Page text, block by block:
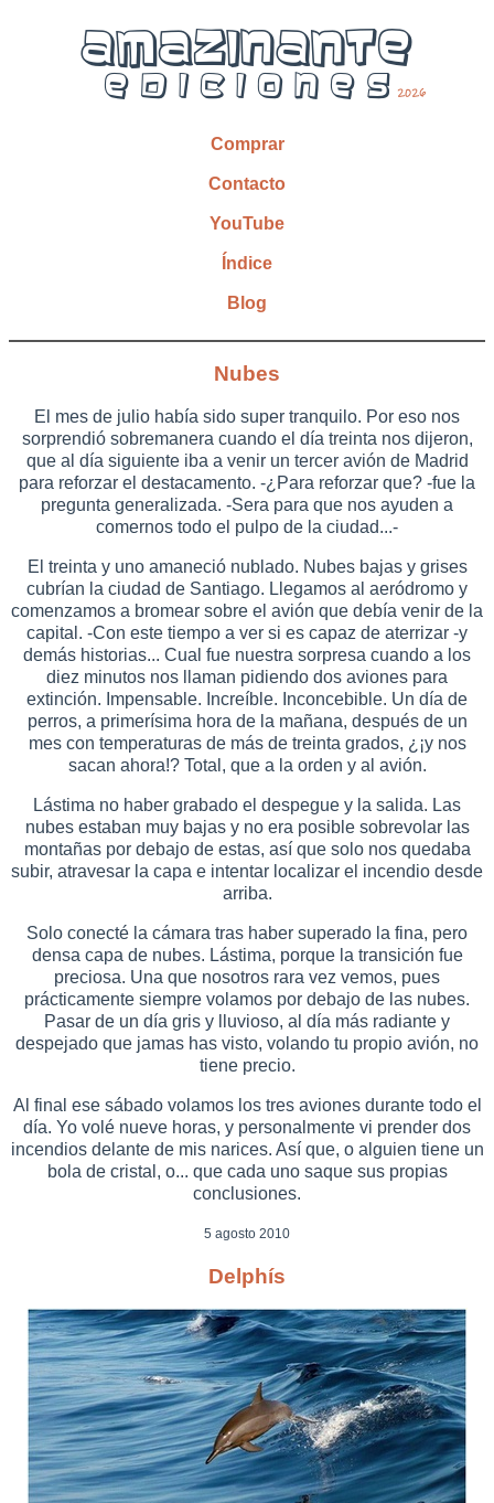
Comprar
Contacto
YouTube
Índice
Blog
Nubes
El mes de julio había sido super tranquilo. Por eso nos
sorprendió sobremanera cuando el día treinta nos dijeron,
que al día siguiente iba a venir un tercer avión de Madrid
para reforzar el destacamento. -¿Para reforzar que? -fue la
pregunta generalizada. -Sera para que nos ayuden a
comernos todo el pulpo de la ciudad...-
El treinta y uno amaneció nublado. Nubes bajas y grises
cubrían la ciudad de Santiago. Llegamos al aeródromo y
comenzamos a bromear sobre el avión que debía venir de la
capital. -Con este tiempo a ver si es capaz de aterrizar -y
demás historias... Cual fue nuestra sorpresa cuando a los
diez minutos nos llaman pidiendo dos aviones para
extinción. Impensable. Increíble. Inconcebible. Un día de
perros, a primerísima hora de la mañana, después de un
mes con temperaturas de más de treinta grados, ¿¡y nos
sacan ahora!? Total, que a la orden y al avión.
Lástima no haber grabado el despegue y la salida. Las
nubes estaban muy bajas y no era posible sobrevolar las
montañas por debajo de estas, así que solo nos quedaba
subir, atravesar la capa e intentar localizar el incendio desde
arriba.
Solo conecté la cámara tras haber superado la fina, pero
densa capa de nubes. Lástima, porque la transición fue
preciosa. Una que nosotros rara vez vemos, pues
prácticamente siempre volamos por debajo de las nubes.
Pasar de un día gris y lluvioso, al día más radiante y
despejado que jamas has visto, volando tu propio avión, no
tiene precio.
Al final ese sábado volamos los tres aviones durante todo el
día. Yo volé nueve horas, y personalmente vi prender dos
incendios delante de mis narices. Así que, o alguien tiene un
bola de cristal, o... que cada uno saque sus propias
conclusiones.
5 agosto 2010
Delphís